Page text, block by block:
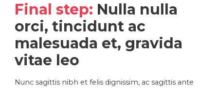
Final step: Nulla nulla
orci, tincidunt ac
malesuada et, gravida
vitae leo
Nunc sagittis nibh et felis dignissim, ac sagittis ante